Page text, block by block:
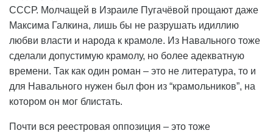
СССР. Молчащей в Израиле Пугачёвой прощают даже
Максима Галкина, лишь бы не разрушать идиллию
любви власти и народа к крамоле. Из Навального тоже
сделали допустимую крамолу, но более адекватную
времени. Так как один роман – это не литература, то и
для Навального нужен был фон из “крамольников”, на
котором он мог блистать.
Почти вся реестровая оппозиция – это тоже